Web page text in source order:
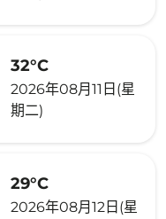
32°C
2026年08月11日(星
期二)
29°C
2026年08月12日(星